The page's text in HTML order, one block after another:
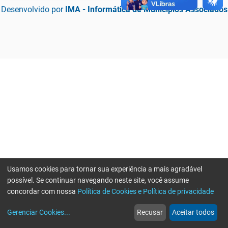
Desenvolvido por IMA - Informática de Municípios Associados
web
Notícias
more_horiz
Mais
Usamos cookies para tornar sua experiência a mais agradável
possível. Se continuar navegando neste site, você assume
concordar com nossa Política de Cookies e Política de privacidade
Gerenciar Cookies... Recusar Aceitar todos
Erro ao enviar informações, por favor tente novamente